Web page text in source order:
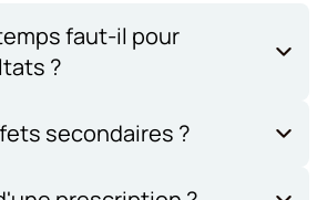
faut-il pour
?
subtiles au niveau
au cours des 1 à 2
secondaires ?